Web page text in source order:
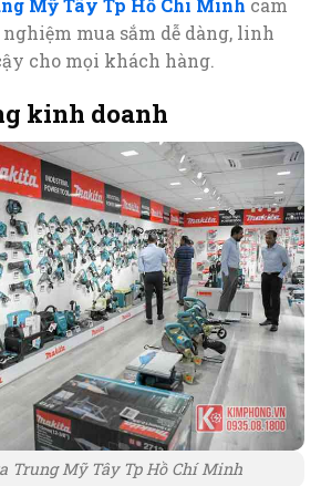
Mỹ Tây Tp Hồ Chí Minh cam
mua sắm dễ dàng, linh
cho mọi khách hàng.
kinh doanh
Trung Mỹ Tây Tp Hồ Chí Minh